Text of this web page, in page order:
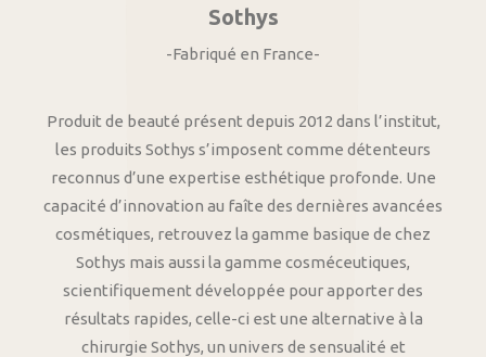
Sothys
-Fabriqué en France-
Produit de beauté présent depuis 2012 dans l’institut,
les produits Sothys s’imposent comme détenteurs
reconnus d’une expertise esthétique profonde. Une
capacité d’innovation au faîte des dernières avancées
cosmétiques, retrouvez la gamme basique de chez
Sothys mais aussi la gamme cosméceutiques,
scientifiquement développée pour apporter des
résultats rapides, celle-ci est une alternative à la
chirurgie Sothys, un univers de sensualité et